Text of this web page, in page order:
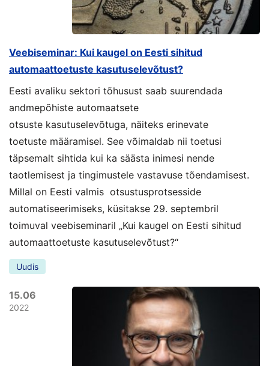
Veebiseminar: Kui kaugel on Eesti sihitud
automaattoetuste kasutuselevõtust?
Eesti avaliku sektori tõhusust saab suurendada
andmepõhiste automaatsete
otsuste kasutuselevõtuga, näiteks erinevate
toetuste määramisel. See võimaldab nii toetusi
täpsemalt sihtida kui ka säästa inimesi nende
taotlemisest ja tingimustele vastavuse tõendamisest.
Millal on Eesti valmis otsustusprotsesside
automatiseerimiseks, küsitakse 29. septembril
toimuval veebiseminaril „Kui kaugel on Eesti sihitud
automaattoetuste kasutuselevõtust?“
Uudis
15.06
2022